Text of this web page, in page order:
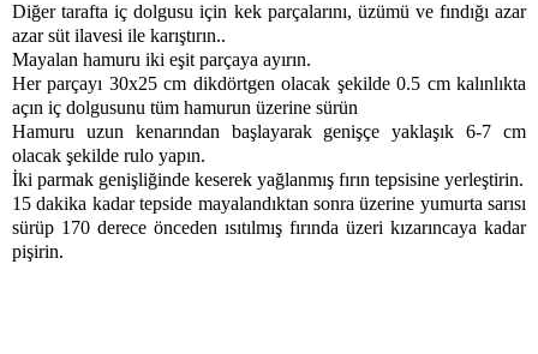
Diğer tarafta iç dolgusu için kek parçalarını, üzümü ve fındığı azar
azar süt ilavesi ile karıştırın..
Mayalan hamuru iki eşit parçaya ayırın.
Her parçayı 30x25 cm dikdörtgen olacak şekilde 0.5 cm kalınlıkta
açın iç dolgusunu tüm hamurun üzerine sürün
Hamuru uzun kenarından başlayarak genişçe yaklaşık 6-7 cm
olacak şekilde rulo yapın.
İki parmak genişliğinde keserek yağlanmış fırın tepsisine yerleştirin.
15 dakika kadar tepside mayalandıktan sonra üzerine yumurta sarısı
sürüp 170 derece önceden ısıtılmış fırında üzeri kızarıncaya kadar
pişirin.